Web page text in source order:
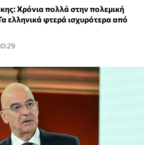
Χρόνια πολλά στην πολεμική
ελληνικά φτερά ισχυρότερα από